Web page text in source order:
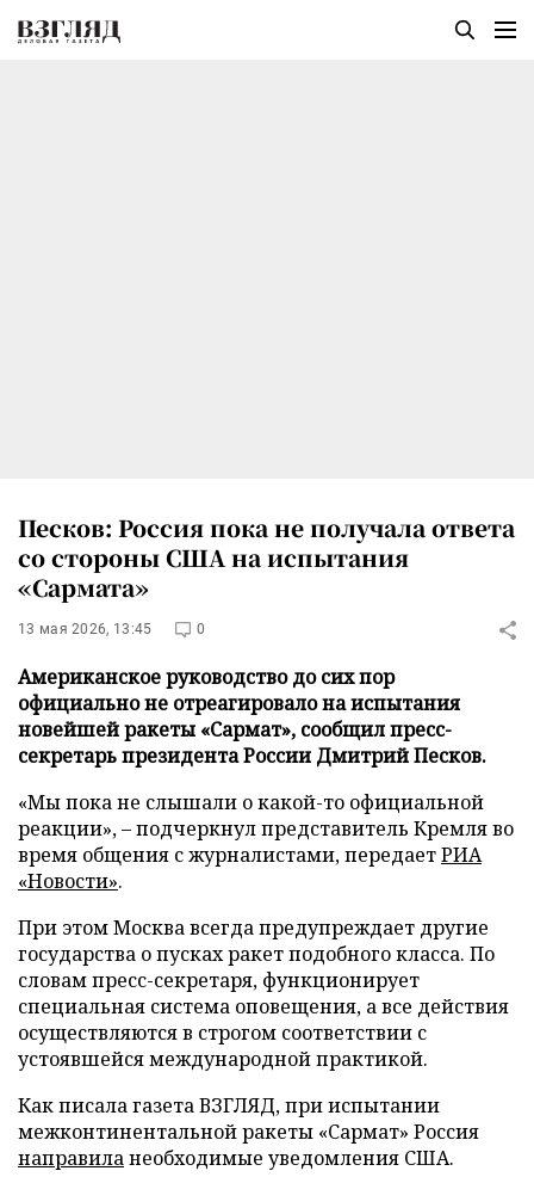
Песков: Россия пока не получала ответа
со стороны США на испытания
«Сармата»
13 мая 2026, 13:45 0
Американское руководство до сих пор
официально не отреагировало на испытания
новейшей ракеты «Сармат», сообщил пресс-
секретарь президента России Дмитрий Песков.
«Мы пока не слышали о какой-то официальной
реакции», – подчеркнул представитель Кремля во
время общения с журналистами, передаетРИА
«Новости».
При этом Москва всегда предупреждает другие
государства о пусках ракет подобного класса. По
словам пресс-секретаря, функционирует
специальная система оповещения, а все действия
осуществляются в строгом соответствии с
устоявшейся международной практикой.
Как писала газета ВЗГЛЯД, при испытании
межконтинентальной ракеты «Сармат» Россия
направиланеобходимые уведомления США.